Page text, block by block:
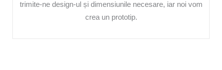
trimite-ne design-ul și dimensiunile necesare, iar noi vom
crea un prototip.